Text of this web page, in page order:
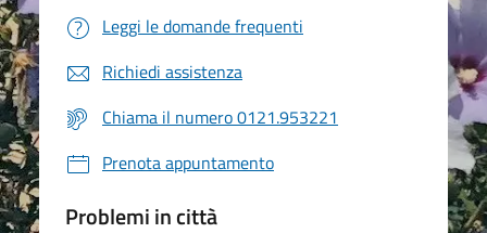
Leggi le domande frequenti
Richiedi assistenza
Chiama il numero 0121.953221
Prenota appuntamento
Problemi in città